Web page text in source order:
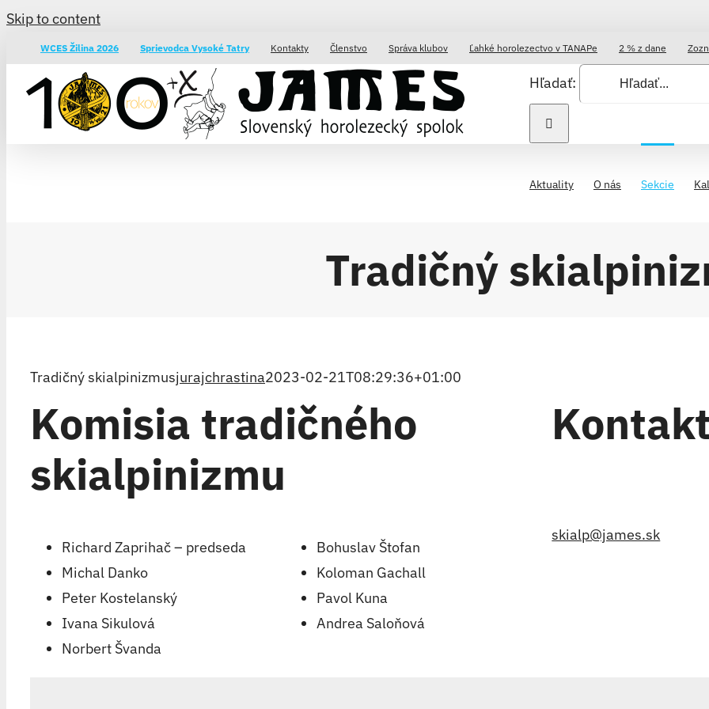
Skip to content
WCES Žilina 2026 Sprievodca Vysoké Tatry Kontakty Členstvo Správa klubov Ľahké horolezectvo v TANAPe 2 % z dane
Hľadať:
Aktuality O nás Sekcie
Tradičný
Tradičný skialpinizmusjurajchrastina2023-02-21T08:29:36+01:00
Komisia tradičného
skialpinizmu
Richard Zaprihač – predseda
Michal Danko
Peter Kostelanský
Ivana Sikulová
Norbert Švanda
Bohuslav Štofan
Koloman Gachall
Pavol Kuna
Andrea Saloňová
skialp@james.sk